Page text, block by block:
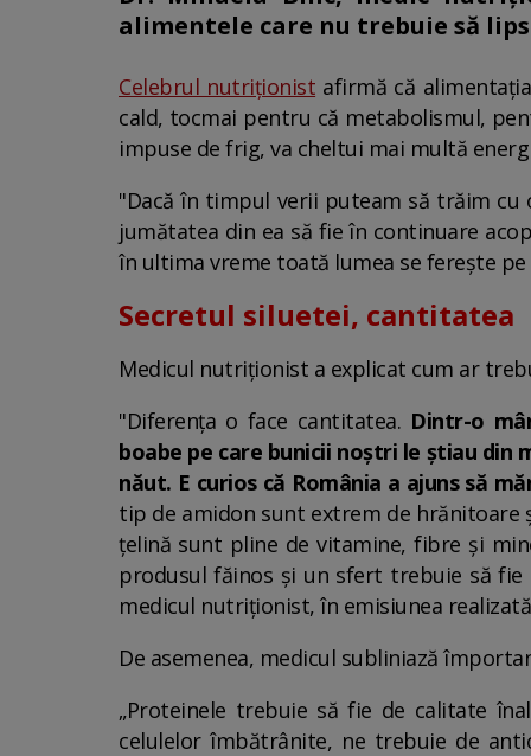
alimentele care nu trebuie să
Celebrul nutriționist afirmă că
cald, tocmai pentru că metabolismul,
impuse de frig, va cheltui mai multă
"Dacă în timpul verii puteam să trăim cu
jumătatea din ea să fie în continuare
în ultima vreme toată lumea se ferește
Secretul siluetei, cantitatea
Medicul nutriționist a explicat cum ar
"Diferența o face cantitatea. Dintr-o
boabe pe care bunicii noștri le știau din
năut. E curios că România a ajuns să
tip de amidon sunt extrem de hrănitoare
țelină sunt pline de vitamine, fibre și
produsul făinos și un sfert trebuie să fie
medicul nutriționist, în emisiunea
De asemenea, medicul subliniază
„Proteinele trebuie să fie de calitate
celulelor îmbătrânite, ne trebuie de